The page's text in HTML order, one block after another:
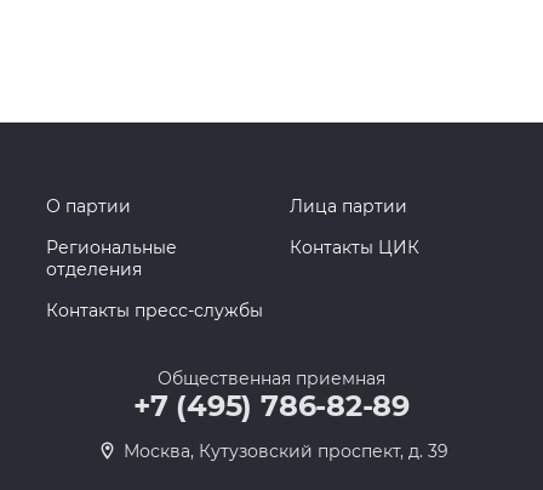
О партии
Лица партии
Региональные
отделения
Контакты ЦИК
Контакты пресс-службы
Общественная приемная
+7 (495) 786-82-89
Москва, Кутузовский проспект, д. 39